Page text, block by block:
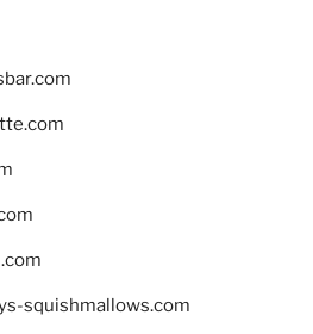
squishmallows.com